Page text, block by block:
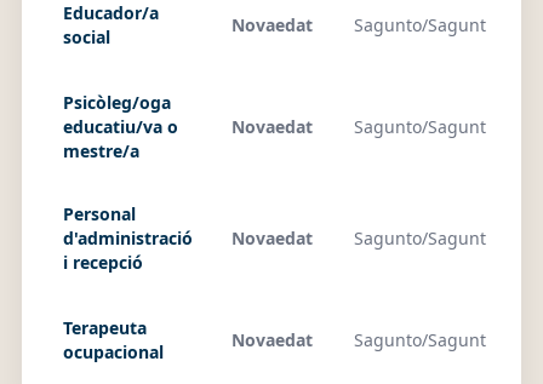
Educador/a
social
Novaedat Sagunto/Sagunt
Psicòleg/oga
educatiu/va o
mestre/a
Novaedat Sagunto/Sagunt
Personal
d'administració
i recepció
Novaedat Sagunto/Sagunt
Terapeuta
ocupacional
Novaedat Sagunto/Sagunt